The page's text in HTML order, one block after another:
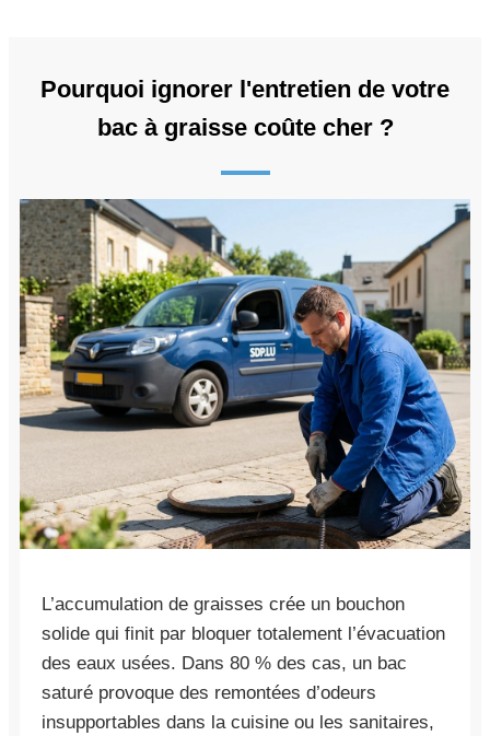
Pourquoi ignorer l'entretien de votre
bac à graisse coûte cher ?
L’accumulation de graisses crée un bouchon
solide qui finit par bloquer totalement l’évacuation
des eaux usées. Dans 80 % des cas, un bac
saturé provoque des remontées d’odeurs
insupportables dans la cuisine ou les sanitaires,